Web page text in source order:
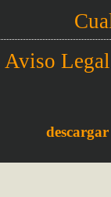
Aviso Legal